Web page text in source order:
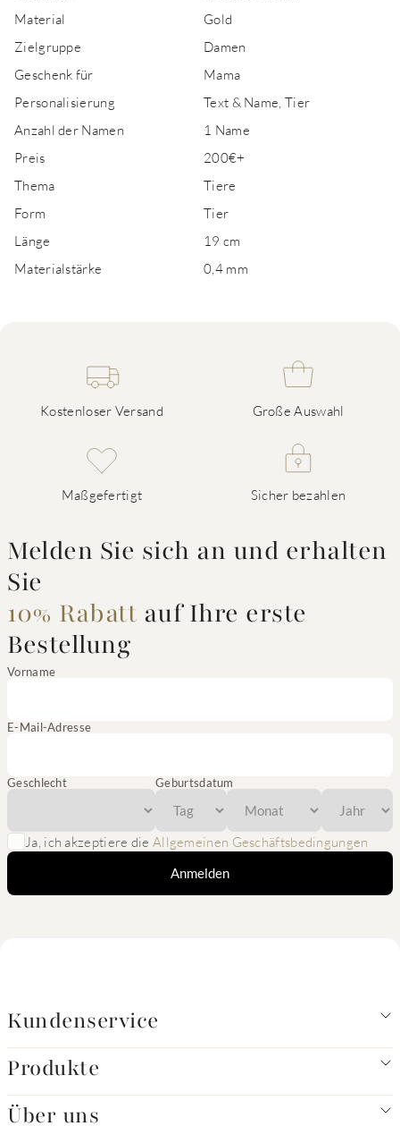
Material
Gold
Zielgruppe
Damen
Geschenk für
Mama
Personalisierung
Text & Name, Tier
Anzahl der Namen
1 Name
Preis
200€+
Thema
Tiere
Form
Tier
Länge
19 cm
Materialstärke
0,4 mm
Kostenloser Versand Große Auswahl
Maßgefertigt Sicher bezahlen
Melden Sie sich an und erhalten
Sie
10% Rabatt auf Ihre erste
Bestellung
Vorname
E-Mail-Adresse
Geschlecht Geburtsdatum
Ja, ich akzeptiere die Allgemeinen Geschäftsbedingungen
Anmelden
Kundenservice
Produkte
Über uns